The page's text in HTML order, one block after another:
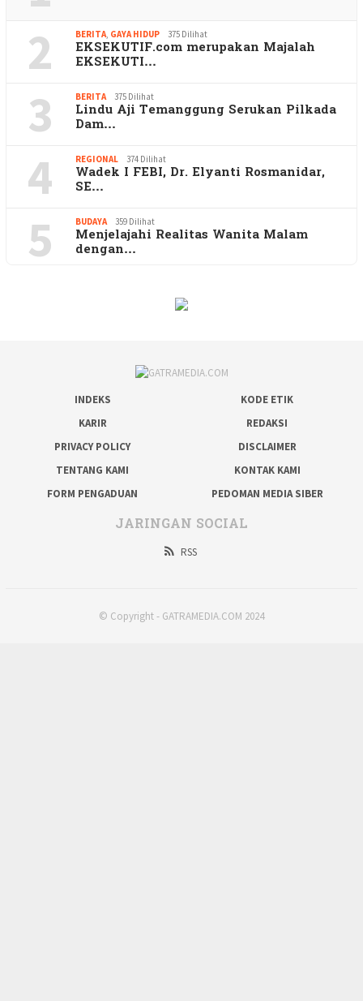
2 BERITA, GAYA HIDUP 375 Dilihat
EKSEKUTIF.com merupakan Majalah
EKSEKUTI…
3 BERITA 375 Dilihat
Lindu Aji Temanggung Serukan Pilkada
Dam…
4 REGIONAL 374 Dilihat
Wadek I FEBI, Dr. Elyanti Rosmanidar,
SE…
5 BUDAYA 359 Dilihat
Menjelajahi Realitas Wanita Malam
dengan…
INDEKS
KODE ETIK
KARIR
REDAKSI
PRIVACY POLICY
DISCLAIMER
TENTANG KAMI
KONTAK KAMI
FORM PENGADUAN
PEDOMAN MEDIA SIBER
JARINGAN SOCIAL
RSS
© Copyright - GATRAMEDIA.COM 2024